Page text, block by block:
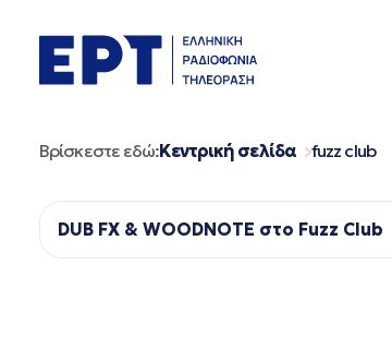
περιεχόμενο
Βρίσκεστε εδώ:Κεντρική σελίδα fuzz club
DUB FX & WOODNOTE στο Fuzz Club